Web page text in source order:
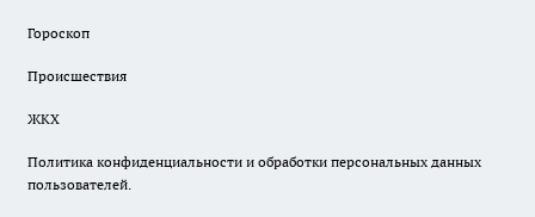
Гороскоп
Происшествия
ЖКХ
Политика конфиденциальности и обработки персональных данных
пользователей.